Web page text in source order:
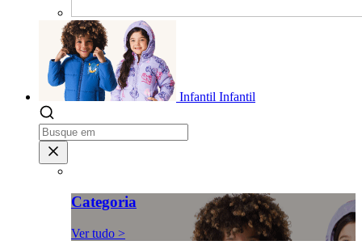
Infantil Infantil
Categoria
Ver tudo >